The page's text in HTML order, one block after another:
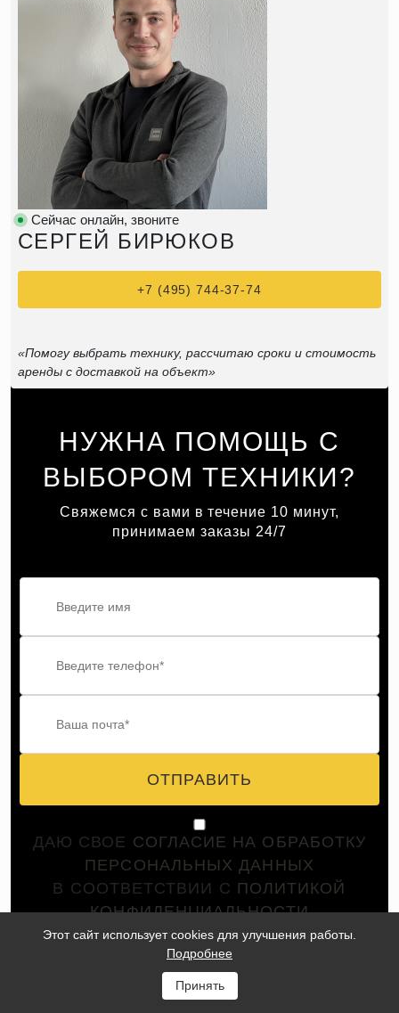
НУЖНА ПОМОЩЬ С
ВЫБОРОМ ТЕХНИКИ?
Свяжемся с вами в течение 10 минут,
принимаем заказы 24/7
ОТПРАВИТЬ
ДАЮ СВОЕ СОГЛАСИЕ НА ОБРАБОТКУ
ПЕРСОНАЛЬНЫХ ДАННЫХ
В СООТВЕТСТВИИ С ПОЛИТИКОЙ
КОНФИДЕНЦИАЛЬНОСТИ
Сейчас онлайн, звоните
СЕРГЕЙ БИРЮКОВ
+7 (495) 744-37-74
«Помогу выбрать технику, рассчитаю сроки и стоимость
аренды с доставкой на объект»
Этот сайт использует cookies для улучшения работы.
Подробнее
Принять